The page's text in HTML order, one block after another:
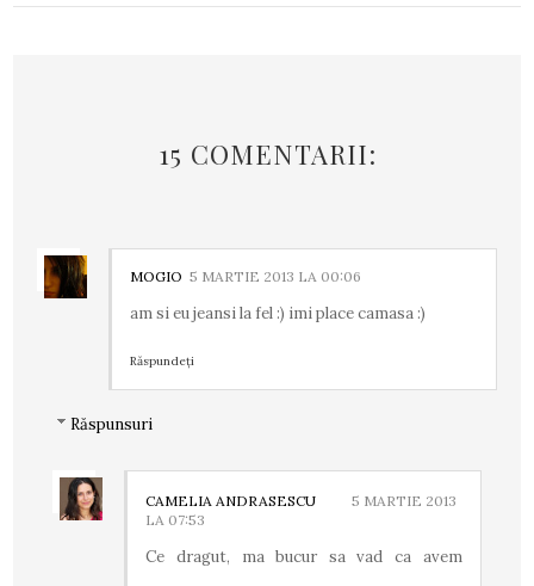
15 COMENTARII:
MOGIO 5 MARTIE 2013 LA 00:06
am si eu jeansi la fel :) imi place camasa :)
Răspundeți
Răspunsuri
CAMELIA ANDRASESCU
5 MARTIE 2013
LA 07:53
Ce dragut, ma bucur sa vad ca avem